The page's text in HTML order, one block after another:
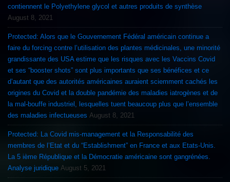
contiennent le Polyethylene glycol et autres produits de synthèse
August 8, 2021
Protected: Alors que le Gouvernement Fédéral américain continue a
faire du forcing contre l’utilisation des plantes médicinales, une minorité
grandissante des USA estime que les risques avec les Vaccins Covid
et ses “booster shots” sont plus importants que ses bénéfices et ce
d’autant que des autorités américaines auraient sciemment cachés les
origines du Covid et la double pandémie des maladies iatrogènes et de
la mal-bouffe industriel, lesquelles tuent beaucoup plus que l’ensemble
des maladies infectueuses August 8, 2021
Protected: La Covid mis-management et la Responsabilité des
membres de l’Etat et du “Establishment” en France et aux Etats-Unis.
La 5 ième République et la Démocratie américaine sont gangrénées.
Analyse juridique August 5, 2021